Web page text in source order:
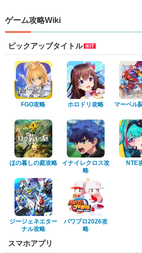
ゲーム攻略Wiki
ピックアップタイトル
FGO攻略 ホロドリ攻略 マーベル
ほの暮しの庭攻略
イナイレクロス攻
略
NTE
ジージェネエター
ナル攻略
パワプロ2026攻
略
スマホアプリ